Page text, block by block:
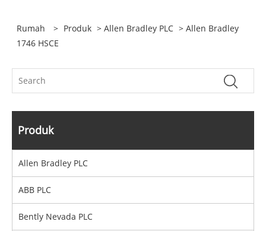
Rumah > Produk >Allen Bradley PLC > Allen Bradley
1746 HSCE
Produk
Allen Bradley PLC
ABB PLC
Bently Nevada PLC